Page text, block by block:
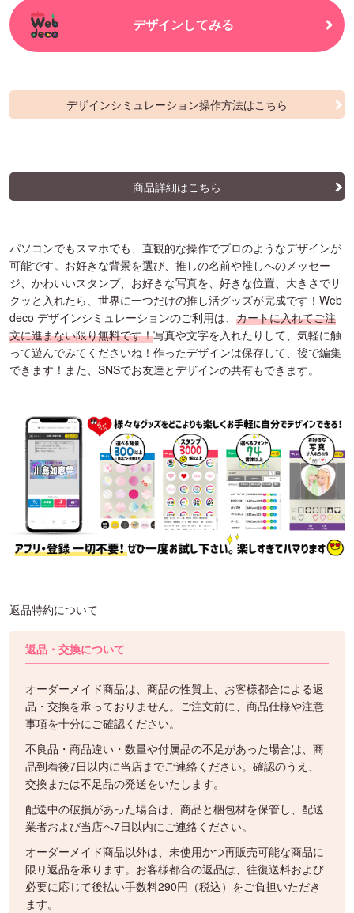
デザインしてみる
デザインシミュレーション操作方法はこちら
商品詳細はこちら
パソコンでもスマホでも、直観的な操作でプロのようなデザインが
可能です。お好きな背景を選び、推しの名前や推しへのメッセー
ジ、かわいいスタンプ、お好きな写真を、好きな位置、大きさでサ
クッと入れたら、世界に一つだけの推し活グッズが完成です！Web
deco デザインシミュレーションのご利用は、 カートに入れてご注
文に進まない限り無料です！写真や文字を入れたりして、気軽に触
って遊んでみてくださいね！作ったデザインは保存して、後で編集
できます！また、SNSでお友達とデザインの共有もできます。
返品特約について
返品・交換について
オーダーメイド商品は、商品の性質上、お客様都合による返
品・交換を承っておりません。ご注文前に、商品仕様や注意
事項を十分にご確認ください。
不良品・商品違い・数量や付属品の不足があった場合は、商
品到着後7日以内に当店までご連絡ください。確認のうえ、
交換または不足品の発送をいたします。
配送中の破損があった場合は、商品と梱包材を保管し、配送
業者および当店へ7日以内にご連絡ください。
オーダーメイド商品以外は、未使用かつ再販売可能な商品に
限り返品を承ります。お客様都合の返品は、往復送料および
必要に応じて後払い手数料290円（税込）をご負担いただき
ます。